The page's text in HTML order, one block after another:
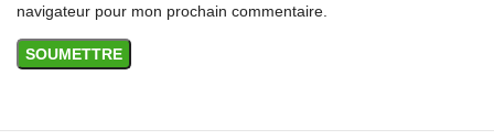
navigateur pour mon prochain commentaire.